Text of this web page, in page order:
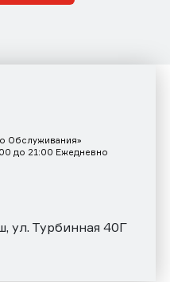
Обслуживания»
до 21:00 Ежедневно
ул. Турбинная 40Г